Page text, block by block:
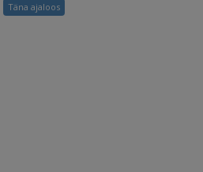
Täna ajaloos